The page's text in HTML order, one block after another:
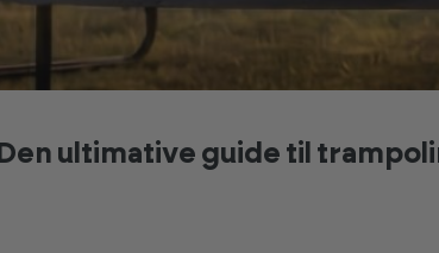
Den ultimative guide til